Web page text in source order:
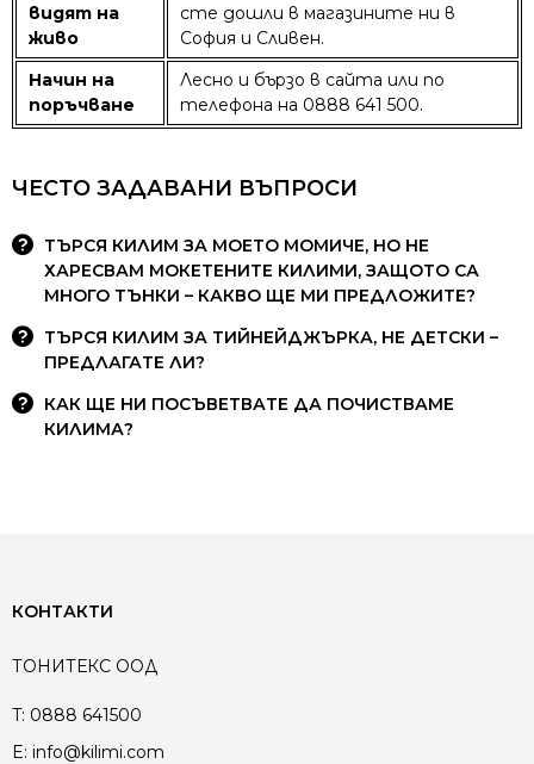
видят на
живо
сте дошли в магазините ни в
София и Сливен.
Начин на
поръчване
Лесно и бързо в сайта или по
телефона на 0888 641 500.
ЧЕСТО ЗАДАВАНИ ВЪПРОСИ
ТЪРСЯ КИЛИМ ЗА МОЕТО МОМИЧЕ, НО НЕ
ХАРЕСВАМ МОКЕТЕНИТЕ КИЛИМИ, ЗАЩОТО СА
МНОГО ТЪНКИ – КАКВО ЩЕ МИ ПРЕДЛОЖИТЕ?
ТЪРСЯ КИЛИМ ЗА ТИЙНЕЙДЖЪРКА, НЕ ДЕТСКИ –
ПРЕДЛАГАТЕ ЛИ?
КАК ЩЕ НИ ПОСЪВЕТВАТЕ ДА ПОЧИСТВАМЕ
КИЛИМА?
КОНТАКТИ
ТОНИТЕКС ООД
T: 0888 641500
E: info@kilimi.com